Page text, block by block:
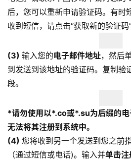
后，您可以重新申请验证码。有时
收到短信，请点击“获取新的验证码”
(3) 输入您的电子邮件地址，然后
到发送到该地址的验证码。复制验
段。
*请勿使用以*.co或*.su为后缀的
无法将其注册到系统中。
(4) 您将收到另一个发送到您之前
（通过短信或电话)。输入并单击注